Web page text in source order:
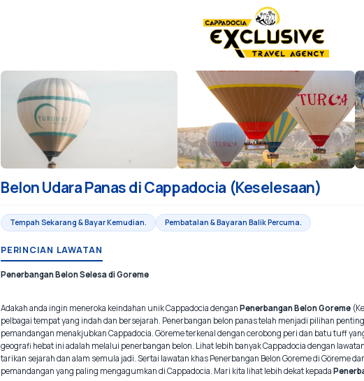
Belon Udara Panas di Cappadocia (Keselesaan)
Tempah Sekarang & Bayar Kemudian. Pembatalan & Bayaran Balik Percuma.
PERINCIAN LAWATAN
Penerbangan Belon Selesa di Goreme
Adakah anda ingin meneroka keindahan unik Cappadocia dengan Penerbangan Belon Goreme
pelbagai tempat yang indah dan bersejarah. Penerbangan belon panas telah menjadi pilihan
pemandangan menakjubkan Cappadocia. Göreme terkenal dengan cerobong peri dan batu tuff
geografi hebat ini adalah melalui penerbangan belon. Lihat lebih banyak Cappadocia dengan
tarikan sejarah dan alam semula jadi. Sertai lawatan khas Penerbangan Belon Goreme di Göreme
pemandangan yang paling mengagumkan di Cappadocia. Mari kita lihat lebih dekat kepada